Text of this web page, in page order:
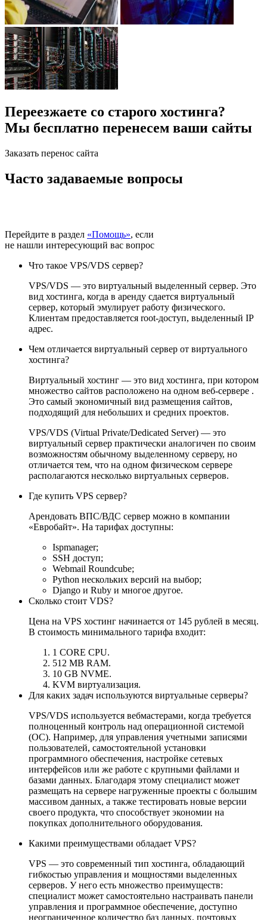
Переезжаете со старого хостинга?
Мы бесплатно перенесем ваши сайты
Заказать перенос сайта
Часто задаваемые вопросы
Перейдите в раздел «Помощь», если
не нашли интересующий вас вопрос
Что такое VPS/VDS сервер?
VPS/VDS — это виртуальный выделенный сервер. Это
вид хостинга, когда в аренду сдается виртуальный
сервер, который эмулирует работу физического.
Клиентам предоставляется root-доступ, выделенный IP
адрес.
Чем отличается виртуальный сервер от виртуального
хостинга?
Виртуальный хостинг — это вид хостинга, при котором
множество сайтов расположено на одном веб-сервере .
Это самый экономичный вид размещения сайтов,
подходящий для небольших и средних проектов.
VPS/VDS (Virtual Private/Dedicated Server) — это
виртуальный сервер практически аналогичен по своим
возможностям обычному выделенному серверу, но
отличается тем, что на одном физическом сервере
располагаются несколько виртуальных серверов.
Где купить VPS сервер?
Арендовать ВПС/ВДС сервер можно в компании
«Евробайт». На тарифах доступны:
Ispmanager;
SSH доступ;
Webmail Roundcube;
Python нескольких версий на выбор;
Django и Ruby и многое другое.
Сколько стоит VDS?
Цена на VPS хостинг начинается от 145 рублей в месяц.
В стоимость минимального тарифа входит:
1 CORE CPU.
512 MB RAM.
10 GB NVME.
KVM виртуализация.
Для каких задач используются виртуальные серверы?
VPS/VDS используется вебмастерами, когда требуется
полноценный контроль над операционной системой
(ОС). Например, для управления учетными записями
пользователей, самостоятельной установки
программного обеспечения, настройке сетевых
интерфейсов или же работе с крупными файлами и
базами данных. Благодаря этому специалист может
размещать на сервере нагруженные проекты с большим
массивом данных, а также тестировать новые версии
своего продукта, что способствует экономии на
покупках дополнительного оборудования.
Какими преимуществами обладает VPS?
VPS — это современный тип хостинга, обладающий
гибкостью управления и мощностями выделенных
серверов. У него есть множество преимуществ:
специалист может самостоятельно настраивать панели
управления и программное обеспечение, доступно
неограниченное количество баз данных, почтовых